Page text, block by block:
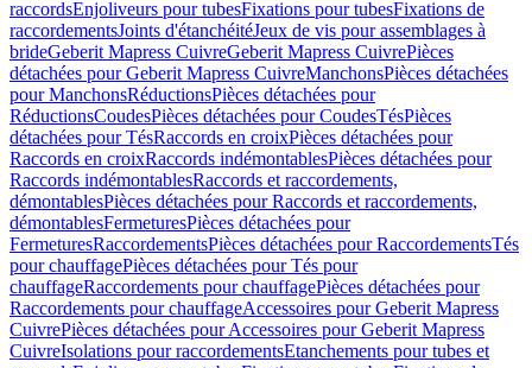
raccordsEnjoliveurs pour tubesFixations pour tubesFixations de
raccordementsJoints d'étanchéitéJeux de vis pour assemblages à
brideGeberit Mapress CuivreGeberit Mapress CuivrePièces
détachées pour Geberit Mapress CuivreManchonsPièces détachées
pour ManchonsRéductionsPièces détachées pour
RéductionsCoudesPièces détachées pour CoudesTésPièces
détachées pour TésRaccords en croixPièces détachées pour
Raccords en croixRaccords indémontablesPièces détachées pour
Raccords indémontablesRaccords et raccordements,
démontablesPièces détachées pour Raccords et raccordements,
démontablesFermeturesPièces détachées pour
FermeturesRaccordementsPièces détachées pour RaccordementsTés
pour chauffagePièces détachées pour Tés pour
chauffageRaccordements pour chauffagePièces détachées pour
Raccordements pour chauffageAccessoires pour Geberit Mapress
CuivrePièces détachées pour Accessoires pour Geberit Mapress
CuivreIsolations pour raccordementsEtanchements pour tubes et